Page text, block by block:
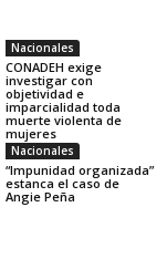
Nacionales
CONADEH exige
investigar con
objetividad e
imparcialidad toda
muerte violenta de
mujeres
Nacionales
“Impunidad organizada”
estanca el caso de
Angie Peña